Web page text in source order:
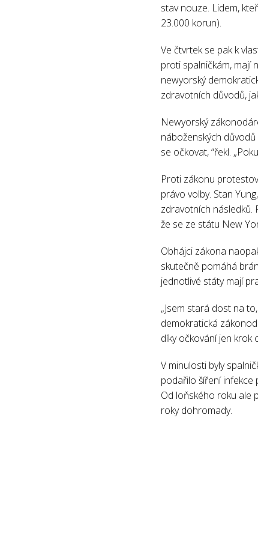
stav nouze. Lidem,
23.000 korun).
Ve čtvrtek se pak k
proti spalničkám, mají
newyorský
zdravotních důvodů,
Newyorský
náboženských
se očkovat, “řekl.
Proti zákonu
právo volby. Stan
zdravotních následků.
že se ze státu New
Obhájci zákona
skutečně pomáhá
jednotlivé státy mají
„Jsem stará dost na
demokratická
díky očkování jen krok
V minulosti byly
podařilo šíření infekce
Od loňského roku ale
roky dohromady.